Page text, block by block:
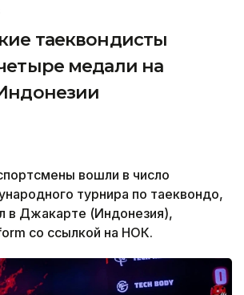
таеквондисты
медали на
вошли в число
турнира по таеквондо,
в Джакарте (Индонезия),
со ссылкой на НОК.